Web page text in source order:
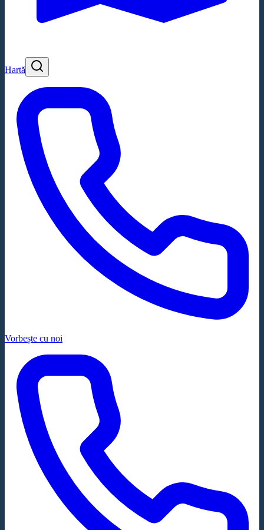
Hartă
Vorbește cu noi